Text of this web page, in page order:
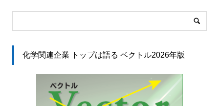
化学関連企業 トップは語る ベクトル2026年版